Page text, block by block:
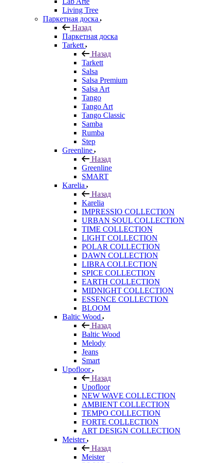
Living Tree
Паркетная доска
Назад
Паркетная доска
Tarkett
Назад
Tarkett
Salsa
Salsa Premium
Salsa Art
Tango
Tango Art
Tango Classic
Samba
Rumba
Step
Greenline
Назад
Greenline
SMART
Karelia
Назад
Karelia
IMPRESSIO COLLECTION
URBAN SOUL COLLECTION
TIME COLLECTION
LIGHT COLLECTION
POLAR COLLECTION
DAWN COLLECTION
LIBRA COLLECTION
SPICE COLLECTION
EARTH COLLECTION
MIDNIGHT COLLECTION
ESSENCE COLLECTION
BLOOM
Baltic Wood
Назад
Baltic Wood
Melody
Jeans
Smart
Upofloor
Назад
Upofloor
NEW WAVE COLLECTION
AMBIENT COLLECTION
TEMPO COLLECTION
FORTE COLLECTION
ART DESIGN COLLECTION
Meister
Назад
Meister